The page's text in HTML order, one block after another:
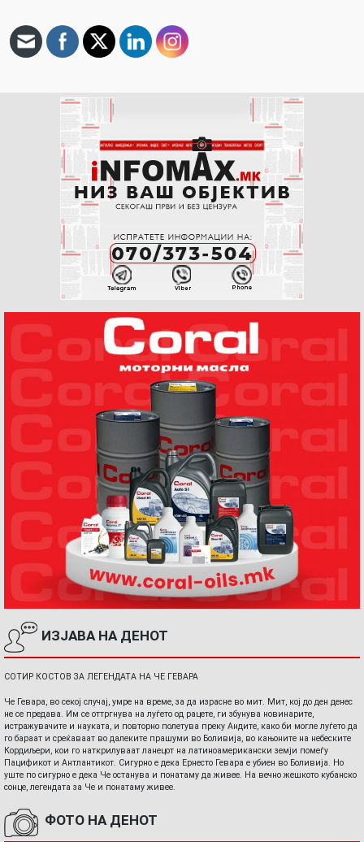
ИЗЈАВА НА ДЕНОТ
СОТИР КОСТОВ ЗА ЛЕГЕНДАТА НА ЧЕ ГЕВАРА
Че Гевара, во секој случај, умре на време, за да израсне во мит. Мит, кој до ден денес
не се предава. Им се оттргнува на луѓето од рацете, ги збунува новинарите,
истражувачите и науката, и повторно полетува преку Андите, како би могле луѓето да
го бараат и среќаваат во далеките прашуми во Боливија, во кањоните на небеските
Кордиљери, кои го наткрилуваат ланецот на латиноамерикански земји помеѓу
Пацификот и Антлантикот. Сигурно е дека Ернесто Гевара е убиен во Боливија. Но
уште по сигурно е дека Че останува и понатаму да живее. На вечно жешкото кубанско
сонце, легендата за Че и понатаму живее.
ФОТО НА ДЕНОТ